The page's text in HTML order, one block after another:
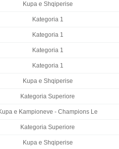
Kupa e Shqiperise
Kategoria 1
Kategoria 1
Kategoria 1
Kategoria 1
Kupa e Shqiperise
Kategoria Superiore
e Kampioneve - Champions Le
Kategoria Superiore
Kupa e Shqiperise